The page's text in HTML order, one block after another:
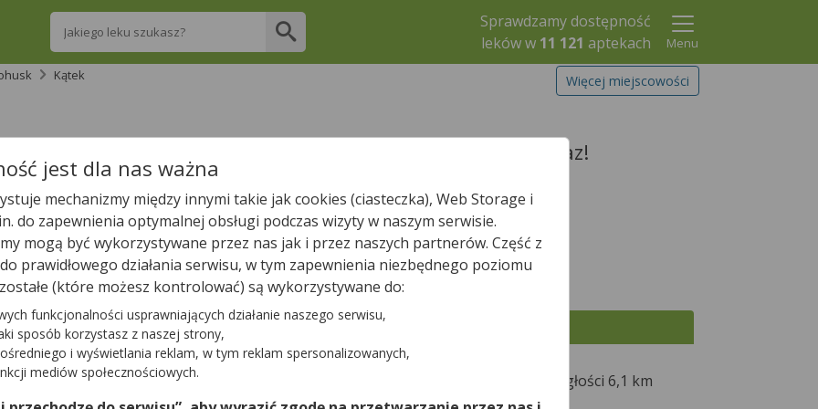
Wpisz nazwę leku
Sprawdzamy dostępność
leków w 11 121 aptekach
Menu
Kątek Więcej miejscowości
apteki w Kątku posiadają Twój lek i zarezerwuj go już teraz!
Wpisz nazwę leku
Szukaj leku
Tylko otwarte apteki
żadnej apteki. Najbliższa apteka znajduje się w
w odległości 6,1 km
aptek w najbliższej okolicy.
jest dla nas ważna
mechanizmy między innymi takie jak cookies (ciasteczka), Web Storage i
do zapewnienia optymalnej obsługi podczas wizyty w naszym serwisie.
mogą być wykorzystywane przez nas jak i przez naszych partnerów. Część z
prawidłowego działania serwisu, w tym zapewnienia niezbędnego poziomu
(które możesz kontrolować) są wykorzystywane do:
funkcjonalności usprawniających działanie naszego serwisu,
sposób korzystasz z naszej strony,
i wyświetlania reklam, w tym reklam spersonalizowanych,
mediów społecznościowych.